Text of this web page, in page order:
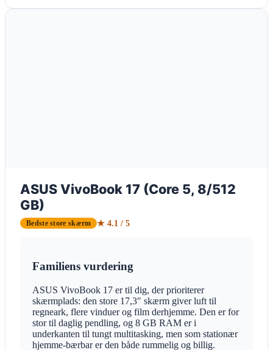
ASUS VivoBook 17 (Core 5, 8/512
GB)
Bedste store skærm ★ 4.1 / 5
Familiens vurdering
ASUS VivoBook 17 er til dig, der prioriterer
skærmplads: den store 17,3″ skærm giver luft til
regneark, flere vinduer og film derhjemme. Den er for
stor til daglig pendling, og 8 GB RAM er i
underkanten til tungt multitasking, men som stationær
hjemme-bærbar er den både rummelig og billig.